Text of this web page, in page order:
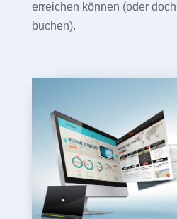
erreichen können (oder
buchen).